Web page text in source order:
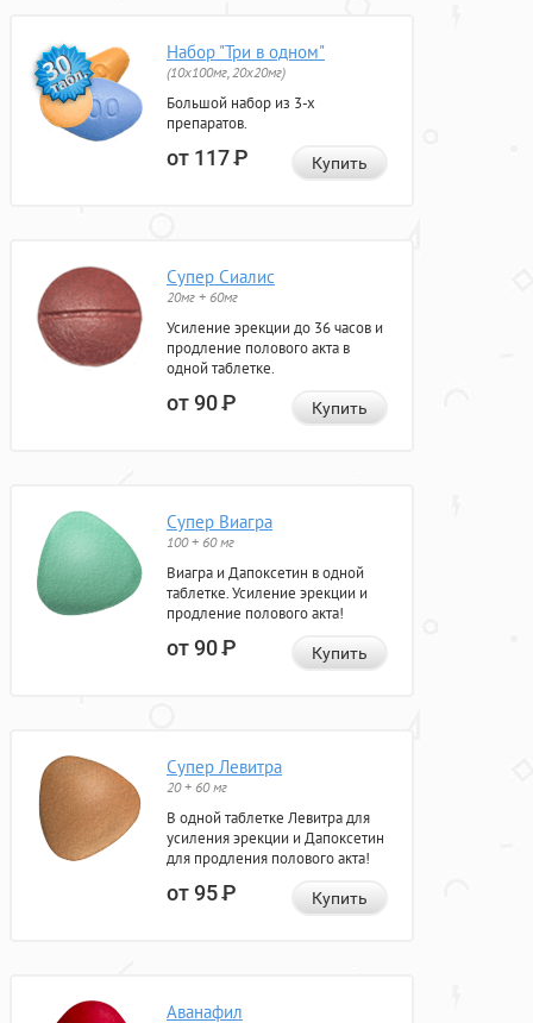
Набор "Три в одном"
(10x100мг, 20x20мг)
Большой набор из 3-х
препаратов.
от 117Р Купить
Супер Сиалис
20мг + 60мг
Усиление эрекции до 36 часов и
продление полового акта в
одной таблетке.
от 90Р Купить
Супер Виагра
100 + 60 мг
Виагра и Дапоксетин в одной
таблетке. Усиление эрекции и
продление полового акта!
от 90Р Купить
Супер Левитра
20 + 60 мг
В одной таблетке Левитра для
усиления эрекции и Дапоксетин
для продления полового акта!
от 95Р Купить
Аванафил